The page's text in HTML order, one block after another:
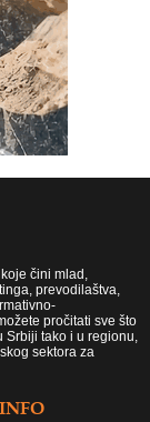
čini mlad,
prevodilaštva,
pročitati sve što
Srbiji tako i u regionu,
sektora za
INFO